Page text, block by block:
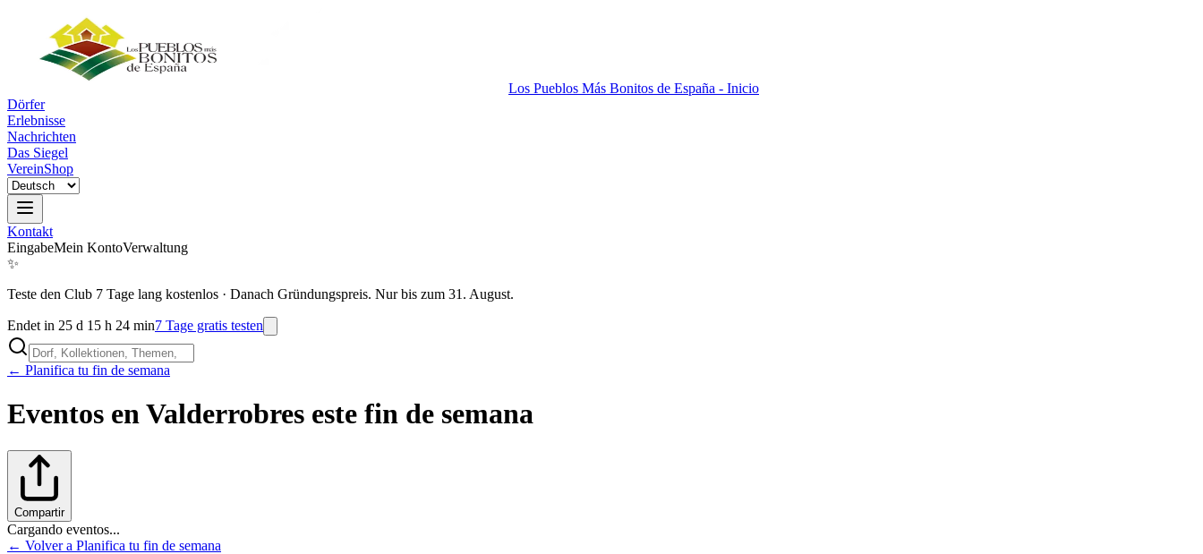
Los Pueblos Más Bonitos de España - Inicio
Dörfer
Erlebnisse
Nachrichten
Das Siegel
VereinShop
Kontakt
EingabeMein KontoVerwaltung
✨
Teste den Club 7 Tage lang kostenlos · Danach Gründungspreis. Nur bis zum 31. August.
Endet in 25 d 15 h 24 min7 Tage gratis testen
← Planifica tu fin de semana
Eventos enValderrobres este fin de semana
Compartir
Cargando eventos...
← Volver a Planifica tu fin de semana